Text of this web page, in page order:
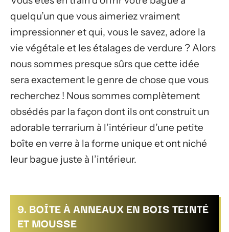
quelqu’un que vous aimeriez vraiment
impressionner et qui, vous le savez, adore la
vie végétale et les étalages de verdure ? Alors
nous sommes presque sûrs que cette idée
sera exactement le genre de chose que vous
recherchez ! Nous sommes complètement
obsédés par la façon dont ils ont construit un
adorable terrarium à l’intérieur d’une petite
boîte en verre à la forme unique et ont niché
leur bague juste à l’intérieur.
9. BOÎTE À ANNEAUX EN BOIS TEINTÉ
ET MOUSSE